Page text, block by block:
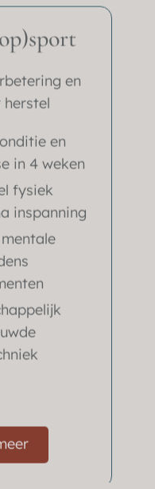
en
herstel
en
in 4 weken
fysiek
inspanning